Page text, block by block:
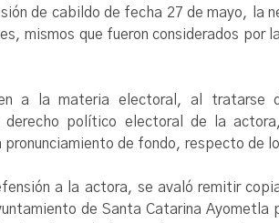
de cabildo de fecha 27 de mayo, la
mismos que fueron considerados por
a la materia electoral, al tratarse
derecho político electoral de la
pronunciamiento de fondo, respecto de
a la actora, se avaló remitir
de Santa Catarina Ayometla